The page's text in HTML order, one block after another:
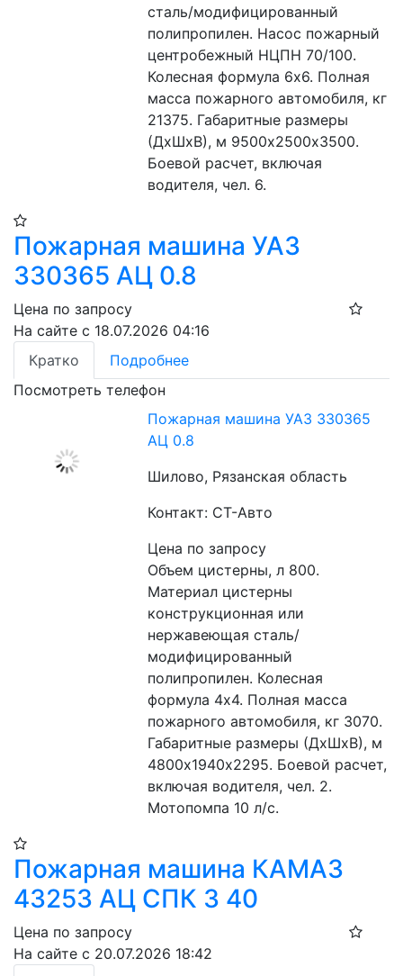
сталь/модифицированный
полипропилен. Насос пожарный
центробежный НЦПН 70/100.
Колесная формула 6х6. Полная
масса пожарного автомобиля, кг
21375. Габаритные размеры
(ДхШхВ), м 9500х2500х3500.
Боевой расчет, включая
водителя, чел. 6.
Пожарная машина УАЗ
330365 АЦ 0.8
Цена по запросу
На сайте с 18.07.2026 04:16
Кратко
Подробнее
Посмотреть телефон
Пожарная машина УАЗ 330365
АЦ 0.8
Шилово, Рязанская область
Контакт: СТ-Авто
Цена по запросу
Объем цистерны, л 800.
Материал цистерны
конструкционная или
нержавеющая сталь/
модифицированный
полипропилен. Колесная
формула 4х4. Полная масса
пожарного автомобиля, кг 3070.
Габаритные размеры (ДхШхВ), м
4800х1940х2295. Боевой расчет,
включая водителя, чел. 2.
Мотопомпа 10 л/с.
Пожарная машина КАМАЗ
43253 АЦ СПК 3 40
Цена по запросу
На сайте с 20.07.2026 18:42